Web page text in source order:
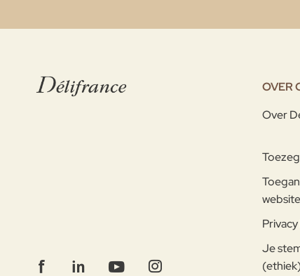
OVER
Over
website
Je